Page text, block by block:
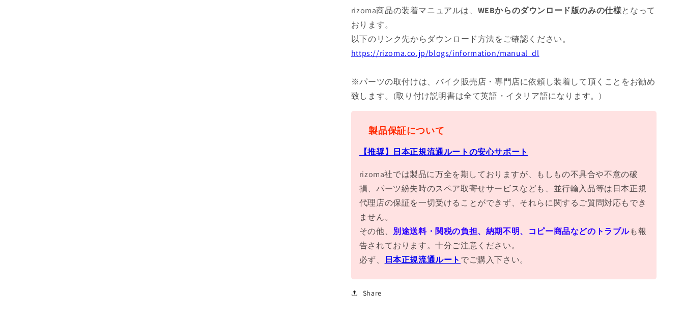
rizoma商品の装着マニュアルは、 WEBからのダウンロード版のみの仕様となって
おります。
以下のリンク先からダウンロード方法をご確認ください。
https://rizoma.co.jp/blogs/information/manual_dl
※パーツの取付けは、バイク販売店・専門店に依頼し装着して頂くことをお勧め
致します。(取り付け説明書は全て英語・イタリア語になります。)
製品保証について
【推奨】日本正規流通ルートの安心サポート
rizoma社では製品に万全を期しておりますが、もしもの不具合や不意の破
損、パーツ紛失時のスペア取寄せサービスなども、並行輸入品等は日本正規
代理店の保証を一切受けることができず、それらに関するご質問対応もでき
ません。
その他、 別途送料・関税の負担、納期不明、コピー商品などのトラブルも報
告されております。十分ご注意ください。
必ず、
日本正規流通ルート でご購入下さい。
Share